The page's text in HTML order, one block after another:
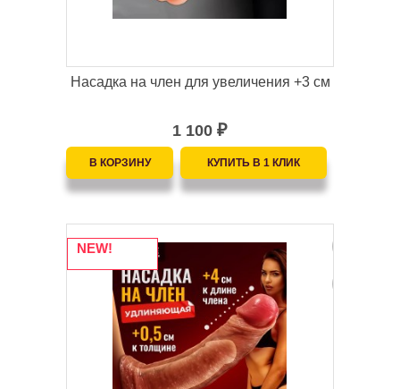
Насадка на член для увеличения +3 см
1 100 ₽
NEW!